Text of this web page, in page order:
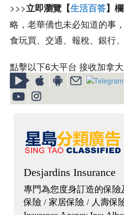
>>>立即瀏覽【生活百答】
略，老華僑也未必知道的事
食玩買、交通、報稅、銀行
點擊以下6大平台 接收加拿